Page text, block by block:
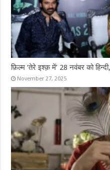
फ़िल्म ‘तेरे इश्क़ में’ 28 नवंबर को
November 27, 2025